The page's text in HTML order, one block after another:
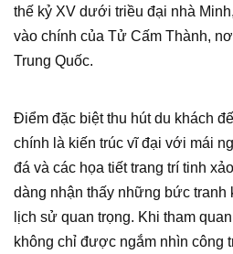
thế kỷ XV dưới triều đại nhà
vào chính của Tử Cấm Thành,
Trung Quốc.
Điểm đặc biệt thu hút du khách
chính là kiến trúc vĩ đại với mái
đá và các họa tiết trang trí tinh
dàng nhận thấy những bức tranh
lịch sử quan trọng. Khi tham
không chỉ được ngắm nhìn công